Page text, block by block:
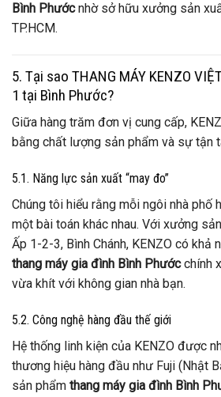
Bình Phướcnhờ sở hữu xưởng sản
TP.HCM.
5. Tại sao THANG MÁY KENZO
1 tại Bình Phước?
Giữa hàng trăm đơn vị cung cấp,
bằng chất lượng sản phẩm và sự tận
5.1. Năng lực sản xuất “may đo”
Chúng tôi hiểu rằng mỗi ngôi nhà phố
một bài toán khác nhau. Với xưởng
Ấp 1-2-3, Bình Chánh, KENZO có khả
thang máy gia đình Bình Phướcchính
vừa khít với không gian nhà bạn.
5.2. Công nghệ hàng đầu thế giới
Hệ thống linh kiện của KENZO được
thương hiệu hàng đầu như Fuji (Nhật
sản phẩm thang máy gia đình Bình